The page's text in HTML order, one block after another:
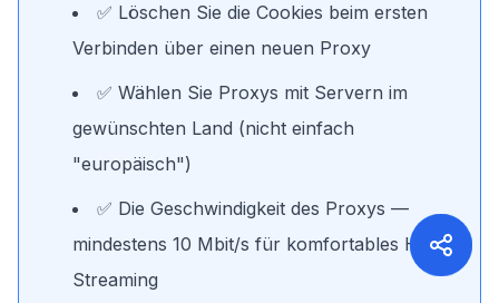
✅ Löschen Sie die Cookies beim ersten
Verbinden über einen neuen Proxy
✅ Wählen Sie Proxys mit Servern im
gewünschten Land (nicht einfach
"europäisch")
✅ Die Geschwindigkeit des Proxys —
mindestens 10 Mbit/s für komfortables HD-
Streaming